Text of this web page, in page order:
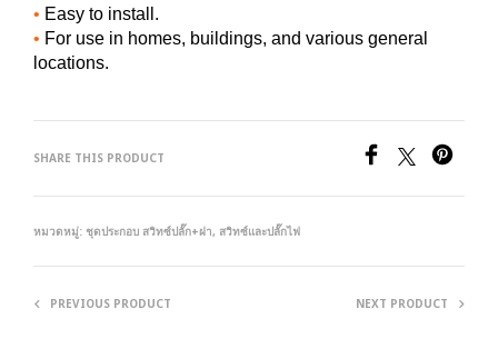
• Easy to install.
• For use in homes, buildings, and various general
locations.
SHARE THIS PRODUCT
หมวดหมู่: ชุดประกอบ สวิทซ์ปลั๊ก+ฝา, สวิทซ์และปลั๊กไฟ
PREVIOUS PRODUCT NEXT PRODUCT